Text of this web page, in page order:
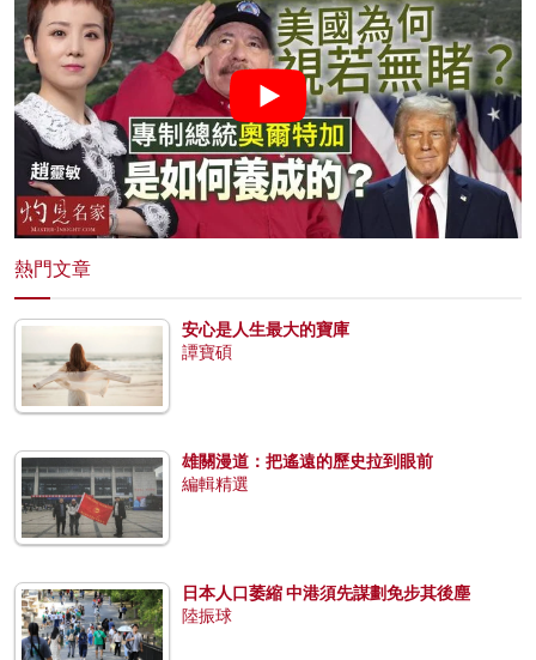
熱門文章
安心是人生最大的寶庫
譚寶碩
雄關漫道：把遙遠的歷史拉到眼前
編輯精選
日本人口萎縮 中港須先謀劃免步其後塵
陸振球